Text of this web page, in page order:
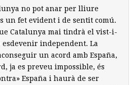
no pot anar per lliure
un fet evident i de sentit comú.
Catalunya mai tindrà el vist-i-
esdevenir independent. La
un acord amb España,
ja es preveu impossible, és
España i haurà de ser